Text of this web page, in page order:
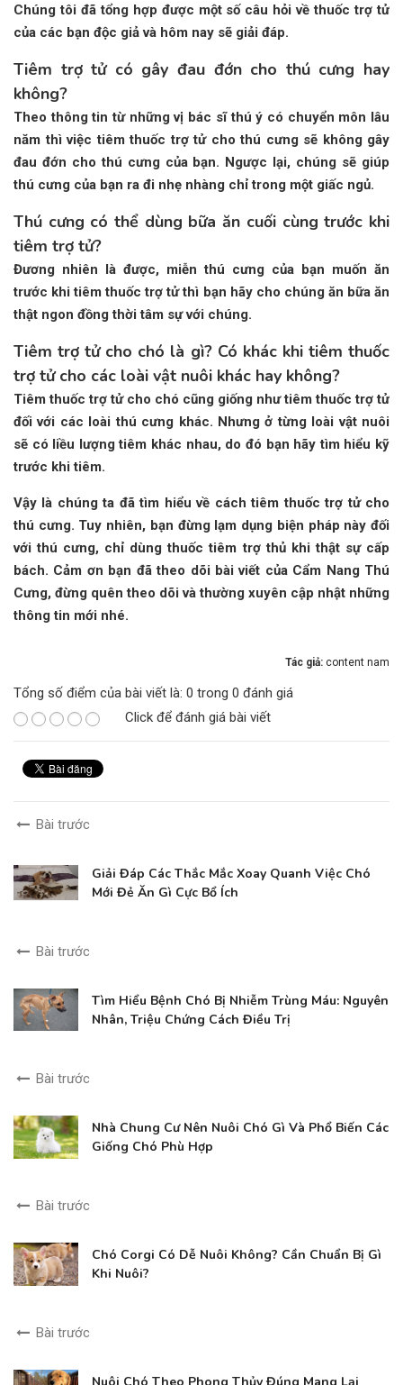
Chúng tôi đã tổng hợp được một số câu hỏi về thuốc trợ tử
của các bạn độc giả và hôm nay sẽ giải đáp.
Tiêm trợ tử có gây đau đớn cho thú cưng hay
không?
Theo thông tin từ những vị bác sĩ thú ý có chuyển môn lâu
năm thì việc tiêm thuốc trợ tử cho thú cưng sẽ không gây
đau đớn cho thú cưng của bạn. Ngược lại, chúng sẽ giúp
thú cưng của bạn ra đi nhẹ nhàng chỉ trong một giấc ngủ.
Thú cưng có thể dùng bữa ăn cuối cùng trước khi
tiêm trợ tử?
Đương nhiên là được, miễn thú cưng của bạn muốn ăn
trước khi tiêm thuốc trợ tử thì bạn hãy cho chúng ăn bữa ăn
thật ngon đồng thời tâm sự với chúng.
Tiêm trợ tử cho chó là gì? Có khác khi tiêm thuốc
trợ tử cho các loài vật nuôi khác hay không?
Tiêm thuốc trợ tử cho chó cũng giống như tiêm thuốc trợ tử
đối với các loài thú cưng khác. Nhưng ở từng loài vật nuôi
sẽ có liều lượng tiêm khác nhau, do đó bạn hãy tìm hiểu kỹ
trước khi tiêm.
Vậy là chúng ta đã tìm hiểu về cách tiêm thuốc trợ tử cho
thú cưng. Tuy nhiên, bạn đừng lạm dụng biện pháp này đối
với thú cưng, chỉ dùng thuốc tiêm trợ thủ khi thật sự cấp
bách. Cảm ơn bạn đã theo dõi bài viết của Cẩm Nang Thú
Cưng, đừng quên theo dõi và thường xuyên cập nhật những
thông tin mới nhé.
Tác giả: content nam
Tổng số điểm của bài viết là: 0 trong 0 đánh giá
Click để đánh giá bài viết
Bài trước
Giải Đáp Các Thắc Mắc Xoay Quanh Việc Chó
Mới Đẻ Ăn Gì Cực Bổ Ích
Bài trước
Tìm Hiểu Bệnh Chó Bị Nhiễm Trùng Máu: Nguyên
Nhân, Triệu Chứng Cách Điều Trị
Bài trước
Nhà Chung Cư Nên Nuôi Chó Gì Và Phổ Biến Các
Giống Chó Phù Hợp
Bài trước
Chó Corgi Có Dễ Nuôi Không? Cần Chuẩn Bị Gì
Khi Nuôi?
Bài trước
Nuôi Chó Theo Phong Thủy Đúng Mang Lại